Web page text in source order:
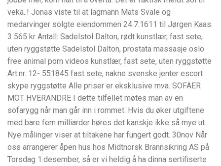
veka..! Jonas viste til at lagmann Mats Svale og
medarvinger solgte eiendommen 24.7.1611 til Jørgen Kaas.
3 565 kr Antall: Sadelstol Dalton, rødt kunstlær, fast sete,
uten ryggstøtte Sadelstol Dalton, prostata massasje oslo
free animal porn videos kunstlær, fast sete, uten ryggstøtte
Art.nr. 12- 551845 fast sete, nakne svenske jenter escort
skype ryggstøtte Alle priser er eksklusive mva. SOFAER
MOT HVERANDRE I dette tilfellet møtes man av en
sofarygg når man går inn i rommet. Hvis du øker utgiftene
med bare fem milliarder høres det kanskje ikke så mye ut.
Nye målinger viser at tiltakene har fungert godt. 30nov Når
oss arrangerer åpen hus hos Midtnorsk Brannsikring AS på
Torsdag 1.desember, så er vi heldig å ha dinna sertifiserte